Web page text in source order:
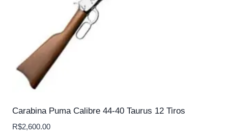
Carabina Puma Calibre 44-40 Taurus 12 Tiros
R$2,600.00